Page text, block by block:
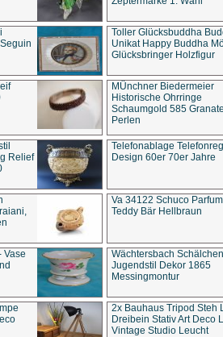
Toller Glücksbuddha
Unikat Happy Buddha
Glücksbringer Holzfigur
MÜnchner Biedermeier
Historische Ohrringe
Schaumgold 585
Perlen
Relief
Telefonablage
Design 60er 70er Jahre
Va 34122 Schuco
Teddy Bär Hellbraun
Vase
Wächtersbach Schälchen
Jugendstil Dekor 1865
Messingmontur
2x Bauhaus Tripod Steh
Dreibein Stativ Art Deco
Vintage Studio Leucht